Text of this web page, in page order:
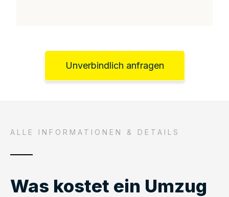
Unverbindlich anfragen
ALLE INFORMATIONEN & DETAILS
Was kostet ein Umzug